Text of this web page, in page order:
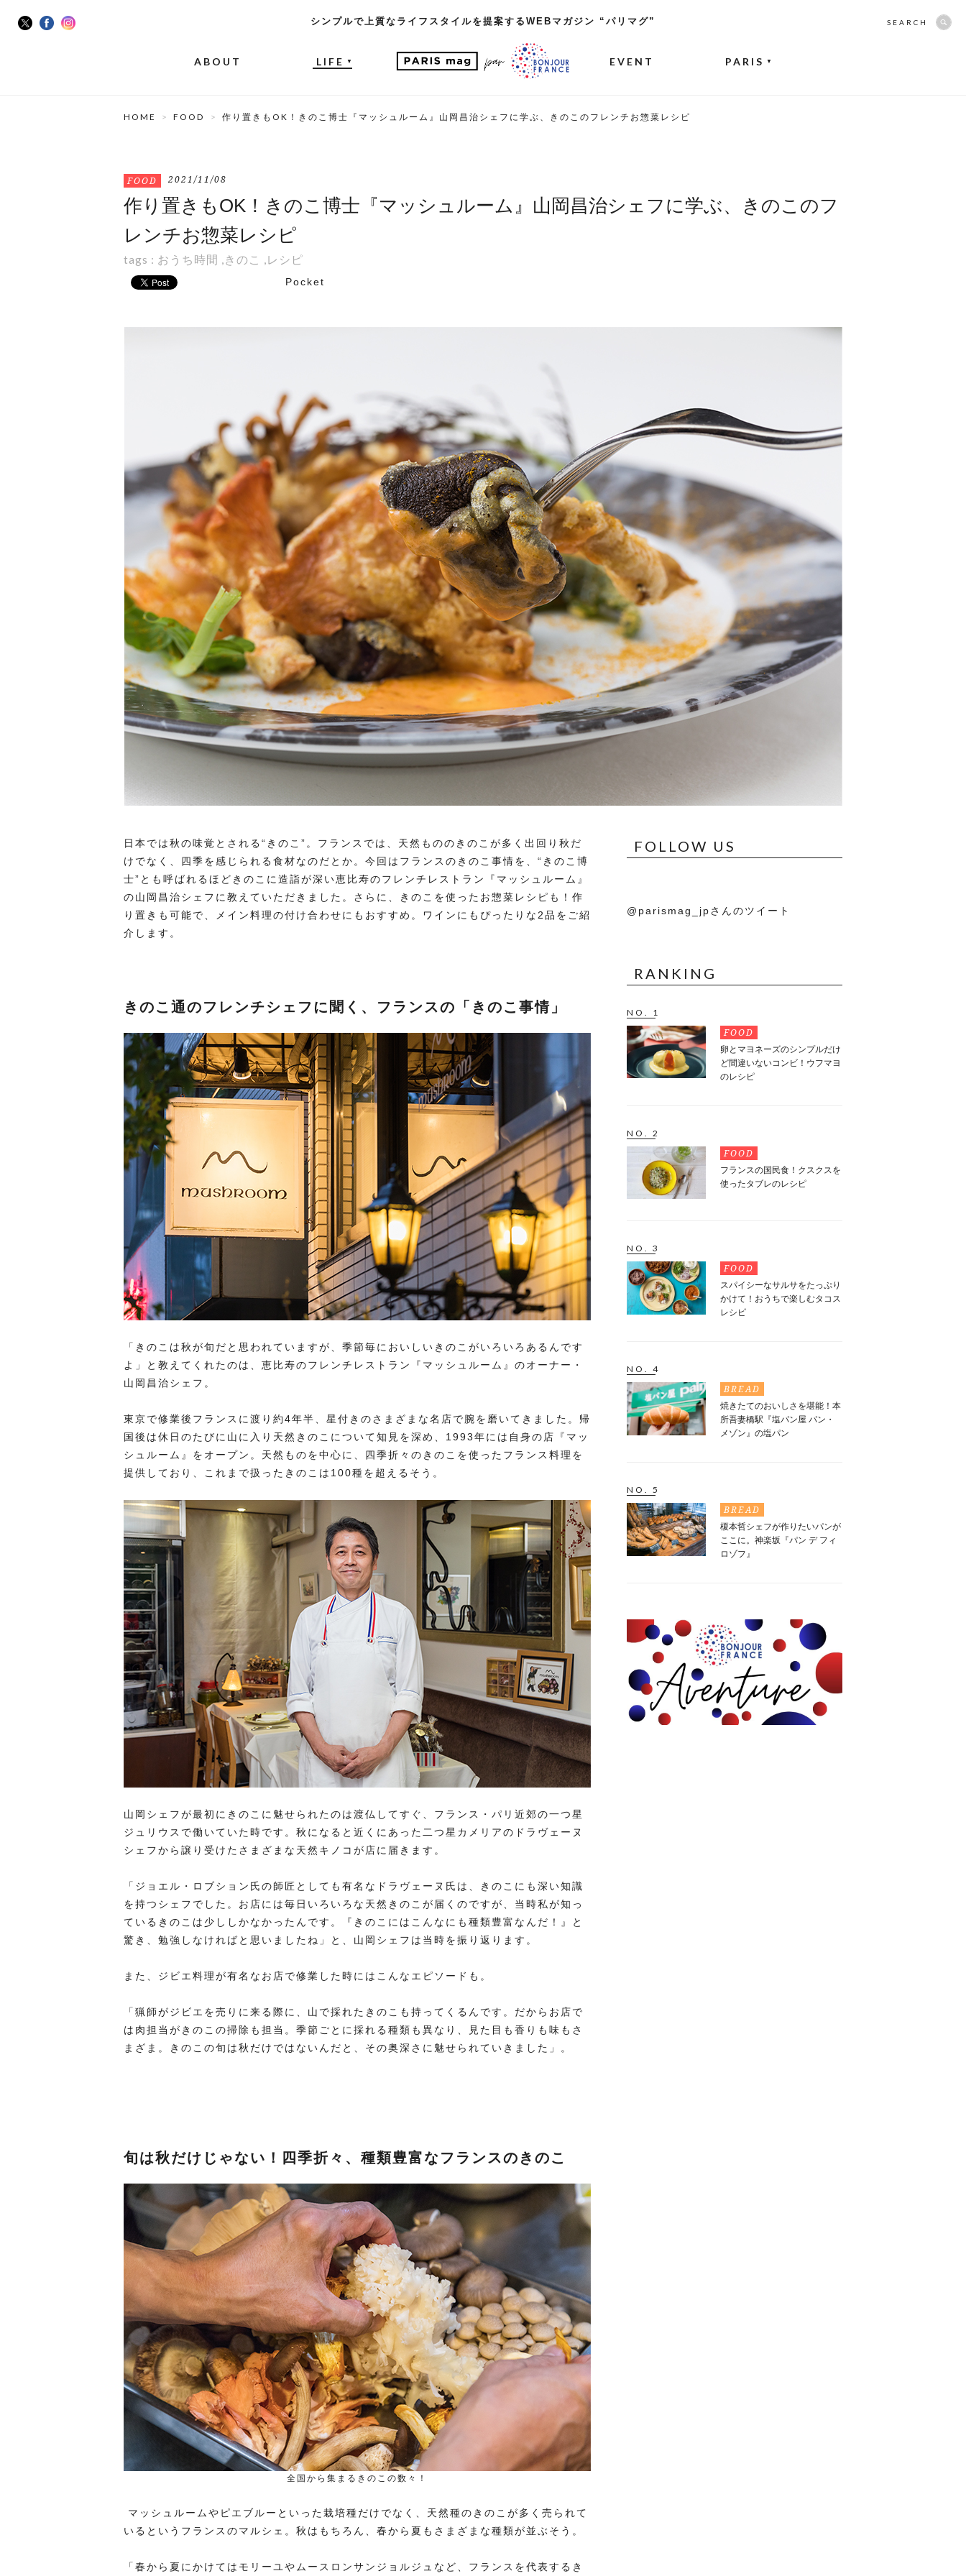
シンプルで上質なライフスタイルを提案するWEBマガジン “パリマグ”
ABOUT LIFE ▼ EVENT PARIS ▼
SEARCH
HOME FOOD 作り置きもOK！きのこ博士『マッシュルーム』山岡昌治シェフに学ぶ、きのこのフレンチお惣菜レシピ
FOOD 2021/11/08
作り置きもOK！きのこ博士『マッシュルーム』山岡昌治シェフに学ぶ、きのこのフ
レンチお惣菜レシピ
tags : おうち時間 , きのこ ,レシピ
Pocket
日本では秋の味覚とされる“きのこ”。フランスでは、天然もののきのこが多く出回り秋だ
けでなく、四季を感じられる食材なのだとか。今回はフランスのきのこ事情を、“きのこ博
士”とも呼ばれるほどきのこに造詣が深い恵比寿のフレンチレストラン『マッシュルーム』
の山岡昌治シェフに教えていただきました。さらに、きのこを使ったお惣菜レシピも！作
り置きも可能で、メイン料理の付け合わせにもおすすめ。ワインにもぴったりな2品をご紹
介します。
きのこ通のフレンチシェフに聞く、フランスの「きのこ事情」
「きのこは秋が旬だと思われていますが、季節毎においしいきのこがいろいろあるんです
よ」と教えてくれたのは、恵比寿のフレンチレストラン『マッシュルーム』のオーナー・
山岡昌治シェフ。
東京で修業後フランスに渡り約4年半、星付きのさまざまな名店で腕を磨いてきました。帰
国後は休日のたびに山に入り天然きのこについて知見を深め、1993年には自身の店『マッ
シュルーム』をオープン。天然ものを中心に、四季折々のきのこを使ったフランス料理を
提供しており、これまで扱ったきのこは100種を超えるそう。
山岡シェフが最初にきのこに魅せられたのは渡仏してすぐ、フランス・パリ近郊の一つ星
ジュリウスで働いていた時です。秋になると近くにあった二つ星カメリアのドラヴェーヌ
シェフから譲り受けたさまざまな天然キノコが店に届きます。
「ジョエル・ロブション氏の師匠としても有名なドラヴェーヌ氏は、きのこにも深い知識
を持つシェフでした。お店には毎日いろいろな天然きのこが届くのですが、当時私が知っ
ているきのこは少ししかなかったんです。『きのこにはこんなにも種類豊富なんだ！』と
驚き、勉強しなければと思いましたね」と、山岡シェフは当時を振り返ります。
また、ジビエ料理が有名なお店で修業した時にはこんなエピソードも。
「猟師がジビエを売りに来る際に、山で採れたきのこも持ってくるんです。だからお店で
は肉担当がきのこの掃除も担当。季節ごとに採れる種類も異なり、見た目も香りも味もさ
まざま。きのこの旬は秋だけではないんだと、その奥深さに魅せられていきました」。
旬は秋だけじゃない！四季折々、種類豊富なフランスのきのこ
全国から集まるきのこの数々！
マッシュルームやピエブルーといった栽培種だけでなく、天然種のきのこが多く売られて
いるというフランスのマルシェ。秋はもちろん、春から夏もさまざまな種類が並ぶそう。
「春から夏にかけてはモリーユやムースロンサンジョルジュなど、フランスを代表するき
FOLLOW US
@parismag_jpさんのツイート
RANKING
NO. 1
FOOD
卵とマヨネーズのシンプルだけ
ど間違いないコンビ！ウフマヨ
のレシピ
NO. 2
FOOD
フランスの国民食！クスクスを
使ったタブレのレシピ
NO. 3
FOOD
スパイシーなサルサをたっぷり
かけて！おうちで楽しむタコス
レシピ
NO. 4
BREAD
焼きたてのおいしさを堪能！本
所吾妻橋駅『塩パン屋 パン・
メゾン』の塩パン
NO. 5
BREAD
榎本哲シェフが作りたいパンが
ここに。神楽坂『パン デ フィ
ロゾフ』